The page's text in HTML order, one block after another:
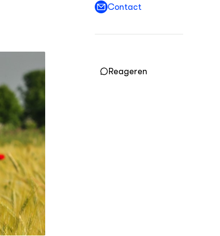
Kennisportaal Boerenlandvogels
Contact
Reageren